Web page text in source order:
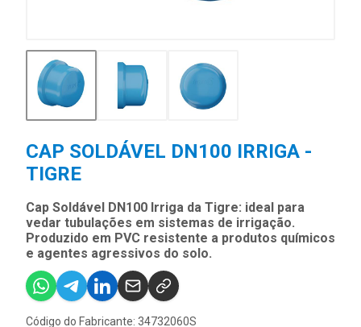
CAP SOLDÁVEL DN100 IRRIGA -
TIGRE
Cap Soldável DN100 Irriga da Tigre: ideal para
vedar tubulações em sistemas de irrigação.
Produzido em PVC resistente a produtos químicos
e agentes agressivos do solo.
Código do Fabricante: 34732060S